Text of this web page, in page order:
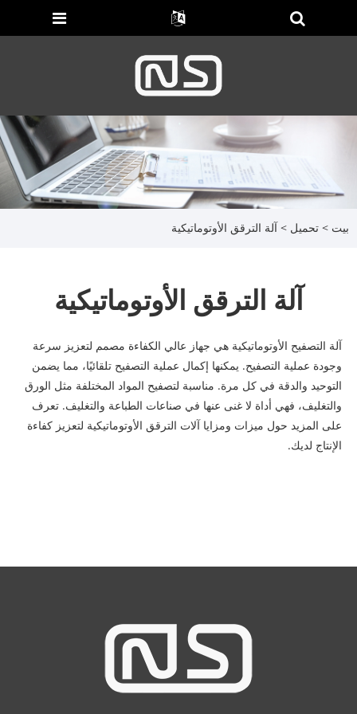
بيت > تحميل > آلة الترقق الأوتوماتيكية
آلة الترقق الأوتوماتيكية
آلة التصفيح الأوتوماتيكية هي جهاز عالي الكفاءة مصمم لتعزيز سرعة
وجودة عملية التصفيح. يمكنها إكمال عملية التصفيح تلقائيًا، مما يضمن
التوحيد والدقة في كل مرة. مناسبة لتصفيح المواد المختلفة مثل الورق
والتغليف، فهي أداة لا غنى عنها في صناعات الطباعة والتغليف. تعرف
على المزيد حول ميزات ومزايا آلات الترقق الأوتوماتيكية لتعزيز كفاءة
الإنتاج لديك.